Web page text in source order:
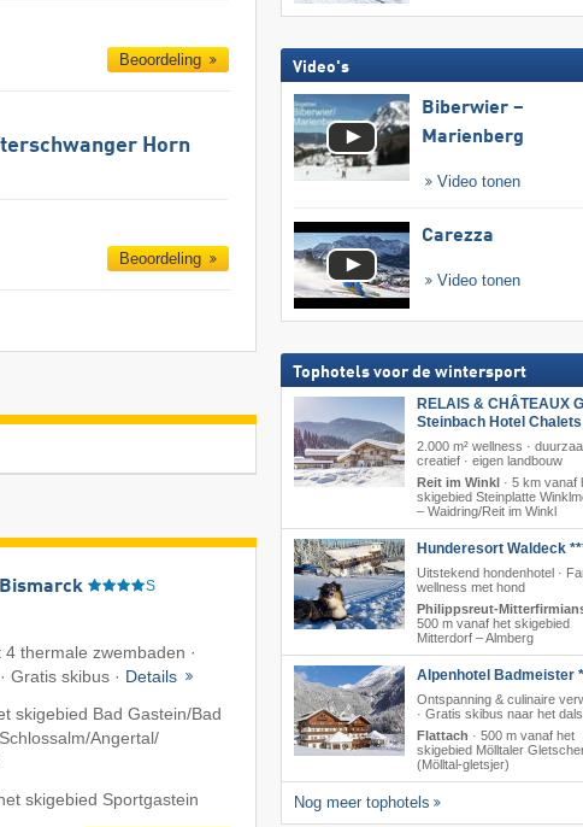
Beoordeling
Horn
Beoordeling
S
thermale zwembaden ·
Gratis skibus · Details
skigebied Bad Gastein/​Bad
​Angertal/​
skigebied Sportgastein
Video's
Biberwier –
Marienberg
Video tonen
Carezza
Video tonen
Tophotels voor de wintersport
RELAIS & CHÂTEAUX
Steinbach Hotel Chalets
2.000 m² wellness ·
creatief · eigen landbouw
Reit im Winkl · 5 km vanaf
skigebied Steinplatte
– Waidring/​Reit im Winkl
Hunderesort Waldeck
Uitstekend hondenhotel ·
wellness met hond
Philippsreut-
500 m vanaf het skigebied
Mitterdorf – Almberg
Alpenhotel Badmeister
Ontspanning & culinaire
· Gratis skibus naar het
Flattach · 500 m vanaf het
skigebied Mölltaler
(Mölltal-gletsjer)
Nog meer tophotels